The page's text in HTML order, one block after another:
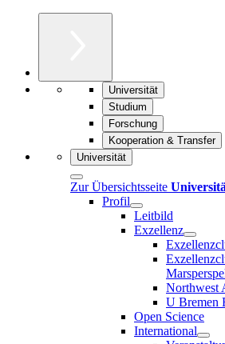
Universität
Studium
Forschung
Kooperation & Transfer
Universität
Zur Übersichtsseite
Profil
Leitbild
Exzellenz
Northwest
U Bremen
Open Science
International